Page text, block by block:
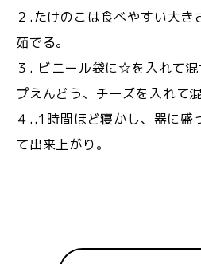
２.たけのこは食べやすい大き
茹でる。
３. ビニール袋に☆を入れて混
プえんどう、チーズを入れて
４..1時間ほど寝かし、器に盛
て出来上がり。